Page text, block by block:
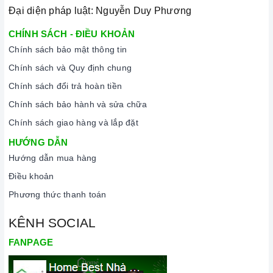
Đại diện pháp luật: Nguyễn Duy Phương
CHÍNH SÁCH - ĐIỀU KHOẢN
Chính sách bảo mật thông tin
Chính sách và Quy định chung
Chính sách đổi trả hoàn tiền
Chính sách bảo hành và sửa chữa
Chính sách giao hàng và lắp đặt
HƯỚNG DẪN
Hướng dẫn mua hàng
Điều khoản
Phương thức thanh toán
KÊNH SOCIAL
FANPAGE